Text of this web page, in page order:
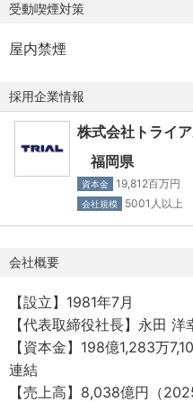
・転勤時引っ越し費用負担
・健康診断
・従業員割引食事施設
■勤務範囲について
全国勤務型もしくは全国10
※役割に応じて勤務範囲設定
受動喫煙対策
屋内禁煙
採用企業情報
株式会社トライ
福岡県
資本金 19,812百万円
会社規模 5001人以上
会社概要
【設立】1981年7月
【代表取締役社長】永田 洋
【資本金】198億1,283万
連結
【売上高】8,038億円（